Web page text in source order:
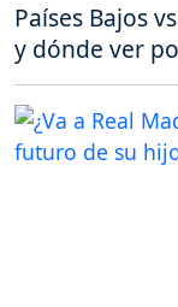
Países Bajos
y dónde ver